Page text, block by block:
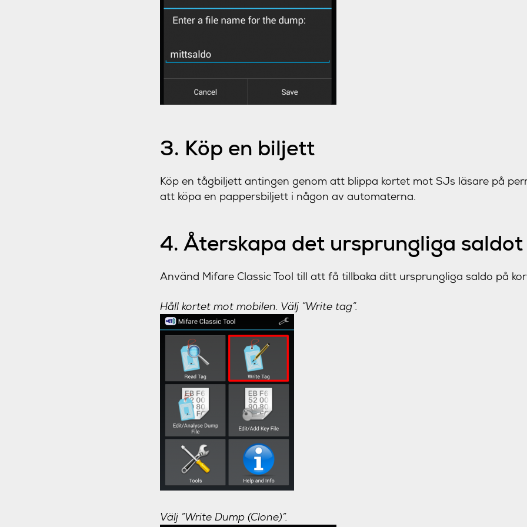
3. Köp en biljett
Köp en tågbiljett antingen genom att blippa kortet mot SJs läsare på
att köpa en pappersbiljett i någon av automaterna.
4. Återskapa det ursprungliga saldot
Använd Mifare Classic Tool till att få tillbaka ditt ursprungliga saldo på
Håll kortet mot mobilen. Välj ”Write tag”.
Välj ”Write Dump (Clone)”.